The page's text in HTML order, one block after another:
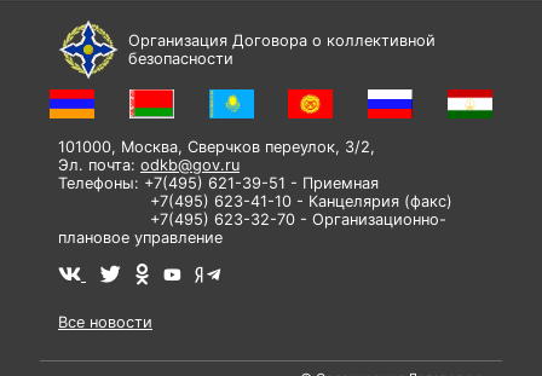
Организация Договора о коллективной
безопасности
101000, Москва, Сверчков переулок, 3/2,
Эл. почта: odkb@gov.ru
Телефоны: +7(495) 621-39-51 - Приемная
+7(495) 623-41-10 - Канцелярия (факс)
+7(495) 623-32-70 - Организационно-
плановое управление
Все новости